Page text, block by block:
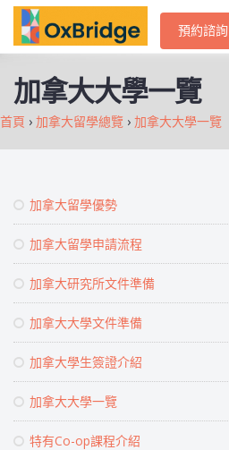
預約諮詢
加拿大大學一覽
首頁 › 加拿大留學總覽 › 加拿大大學一覽
加拿大留學優勢
加拿大留學申請流程
加拿大研究所文件準備
加拿大大學文件準備
加拿大學生簽證介紹
加拿大大學一覽
特有Co-op課程介紹